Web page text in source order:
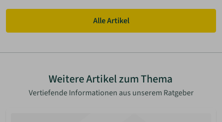
Alle Artikel
Weitere Artikel zum Thema
Vertiefende Informationen aus unserem Ratgeber